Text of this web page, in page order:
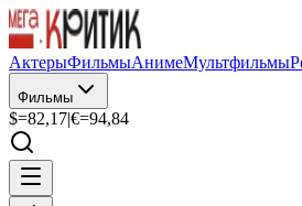
АктерыФильмыАнимеМультфильмы
Фильмы
$=82,17|€=94,84